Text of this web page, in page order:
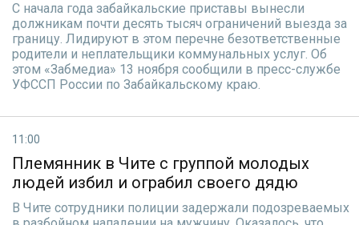
С начала года забайкальские приставы вынесли
должникам почти десять тысяч ограничений выезда за
границу. Лидируют в этом перечне безответственные
родители и неплательщики коммунальных услуг. Об
этом «Забмедиа» 13 ноября сообщили в пресс-службе
УФССП России по Забайкальскому краю.
11:00
Племянник в Чите с группой молодых
людей избил и ограбил своего дядю
В Чите сотрудники полиции задержали подозреваемых